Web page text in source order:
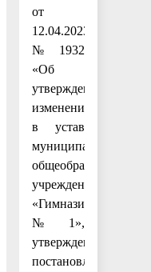
от
12.04.2023
№ 1932
«Об
утверждении
изменений
в устав
муниципального
общеобразовательного
учреждения
«Гимназия
№ 1»,
утвержденный
постановлением